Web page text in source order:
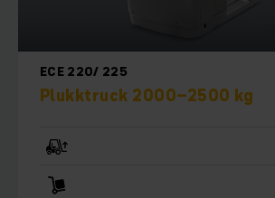
ECE 220/ 225
Plukktruck 2000–2500 kg